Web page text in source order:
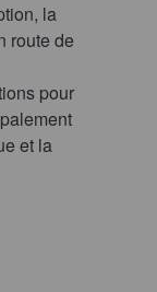
la
route de
pour
et la